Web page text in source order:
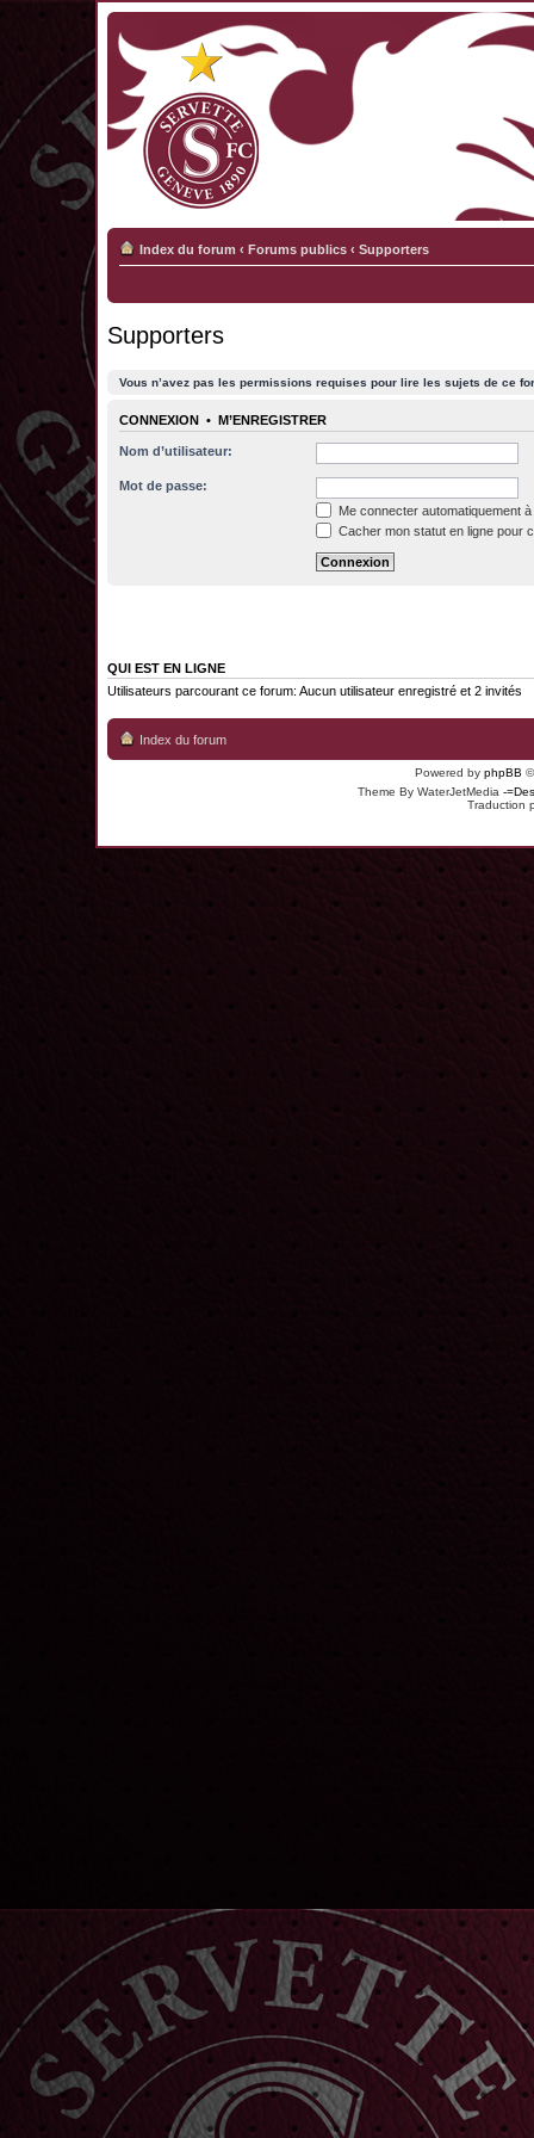
Index du forum ‹ Forums publics ‹ Supporters
Supporters
Vous n’avez pas les permissions requises pour lire les sujets de ce
CONNEXION • M’ENREGISTRER
Nom d’utilisateur:
Mot de passe:
Me connecter automatiquement
Cacher mon statut en ligne pour
QUI EST EN LIGNE
Utilisateurs parcourant ce forum: Aucun utilisateur enregistré et 2 invités
Index du forum
Powered by phpBB
Theme By WaterJetMedia -
Traduction